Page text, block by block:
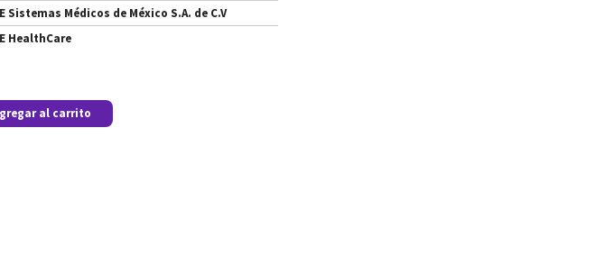
Sistemas Médicos de México S.A. de C.V
HealthCare
al carrito